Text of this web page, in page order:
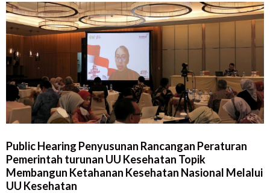
Public Hearing Penyusunan Rancangan Peraturan
Pemerintah turunan UU Kesehatan Topik
Membangun Ketahanan Kesehatan Nasional Melalui
UU Kesehatan